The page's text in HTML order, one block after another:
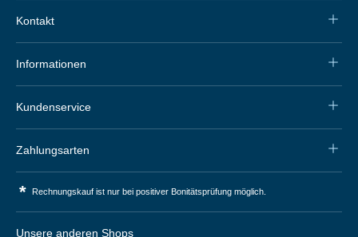
Kontakt
Informationen
Kundenservice
Zahlungsarten
* Rechnungskauf ist nur bei positiver Bonitätsprüfung möglich.
Unsere anderen Shops